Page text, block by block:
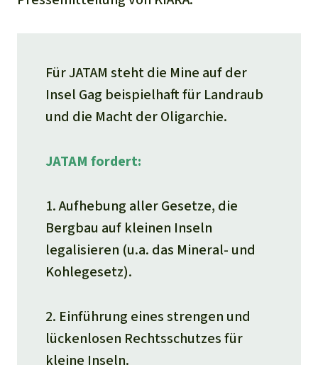
Für JATAM steht die Mine auf der
Insel Gag beispielhaft für Landraub
und die Macht der Oligarchie.
JATAM fordert:
1. Aufhebung aller Gesetze, die
Bergbau auf kleinen Inseln
legalisieren (u.a. das Mineral- und
Kohlegesetz).
2. Einführung eines strengen und
lückenlosen Rechtsschutzes für
kleine Inseln.